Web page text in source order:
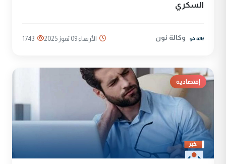
السكري
وكالة نون الأربعاء 09 تموز 2025 1743
إقتصادية